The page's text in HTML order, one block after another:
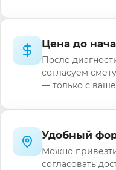
Цена до
После
согласуем
— только с
Удобный
Можно
согласовать